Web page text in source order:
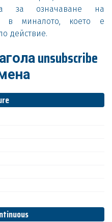
за означаване на
в миналото, което е
действие.
unsubscribe